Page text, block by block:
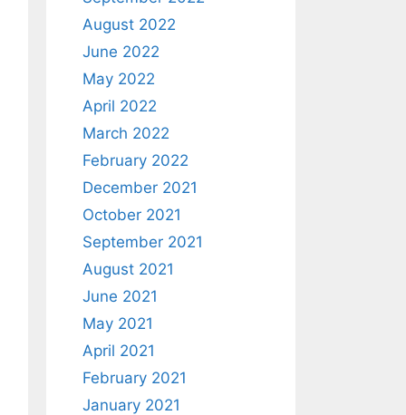
August 2022
June 2022
May 2022
April 2022
March 2022
February 2022
December 2021
October 2021
September 2021
August 2021
June 2021
May 2021
April 2021
February 2021
January 2021